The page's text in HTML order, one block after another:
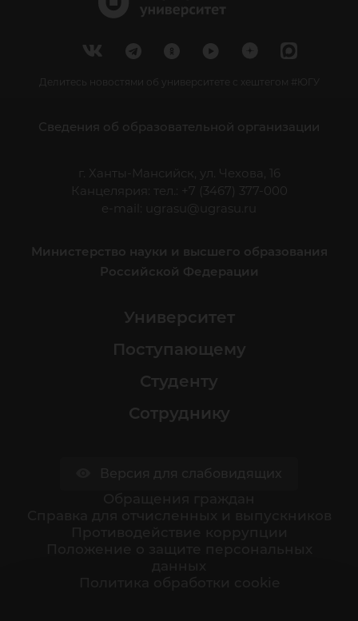
Делитесь новостями об университете с хештегом #ЮГУ
Сведения об образовательной организации
г. Ханты-Мансийск, ул. Чехова, 16
Канцелярия: тел.: +7 (3467) 377-000
e-mail:
ugrasu@ugrasu.ru
Министерство науки и высшего образования
Российской Федерации
Университет
Поступающему
Студенту
Сотруднику